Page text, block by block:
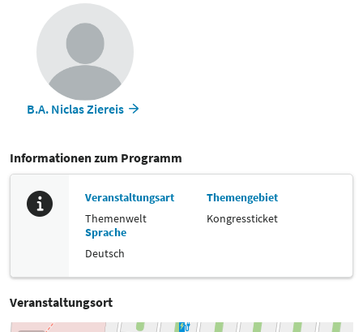
B.A. Niclas Ziereis
Informationen zum Programm
Veranstaltungsart
Themenwelt
Themengebiet
Kongressticket
Sprache
Deutsch
Veranstaltungsort